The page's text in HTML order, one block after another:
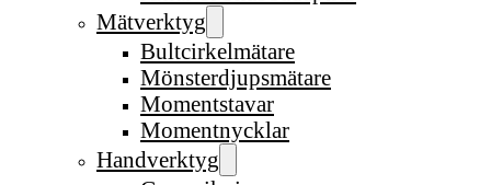
Mätverktyg
Bultcirkelmätare
Mönsterdjupsmätare
Momentstavar
Momentnycklar
Handverktyg